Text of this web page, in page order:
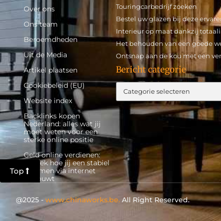
Top
Over ons
Ons team
Beroemdheden
Uit de Media
Artikel plaatsen
Cookiebeleid (EU)
Website index
Backlinks kopen
Nederland: alles wat jij
moet weten voor een
sterke online positie
Geld online verdienen:
ontdek hoe jij een stabiel
inkomen via internet
opbouwt
Touringcarbedrijf zoeken
Bestel uw glazen bij deze
Interieur op maat dankzij
Het behouden van een goede
Ontsnap aan de kou met een
Bericht categorie
@2025 - www.chinaworks.be. All Right Reserved.